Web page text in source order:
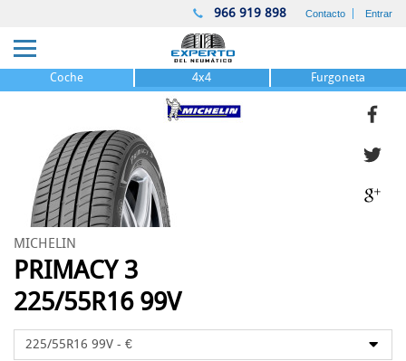
966 919 898 Contacto Entrar
Coche 4x4 Furgoneta
MICHELIN
PRIMACY 3
225/55R16 99V